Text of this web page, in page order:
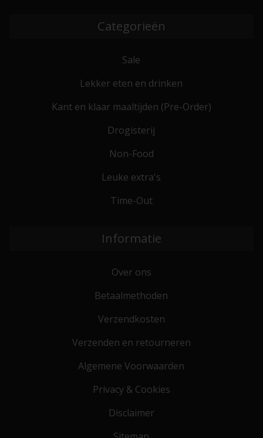
Categorieën
Sale
Lekker eten en drinken
Kant en klaar maaltijden (Pre-Order)
Drogisterij
Non-Food
Leuke extra's
Time-Out
Informatie
Over ons
Betaalmethoden
Verzendkosten
Verzenden en retourneren
Algemene Voorwaarden
Privacy & Cookies
Disclaimer